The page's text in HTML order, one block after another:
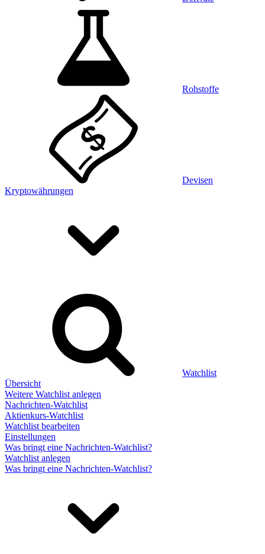
Rohstoffe
Devisen
Kryptowährungen
Watchlist
Übersicht
Weitere Watchlist anlegen
Nachrichten-Watchlist
Aktienkurs-Watchlist
Watchlist bearbeiten
Einstellungen
Was bringt eine Nachrichten-Watchlist?
Watchlist anlegen
Was bringt eine Nachrichten-Watchlist?